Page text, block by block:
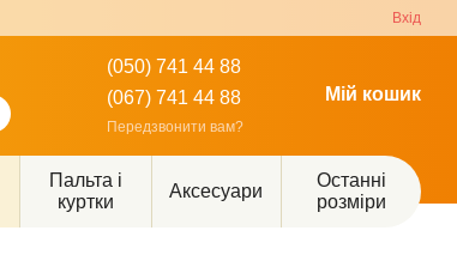
Вхід
(050) 741 44 88
(067) 741 44 88
Передзвонити вам?
Мій кошик
Пальта і
куртки
Аксесуари
Останні
розміри